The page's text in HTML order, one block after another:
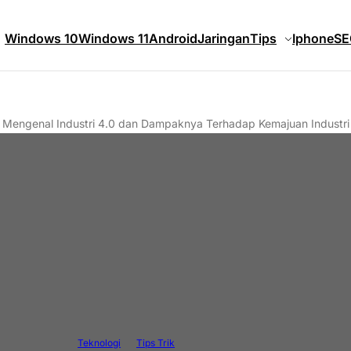
Windows 10Windows 11AndroidJaringanTips Iphone
Mengenal Industri 4.0 dan Dampaknya Terhadap Kemajuan
Teknologi Tips Trik